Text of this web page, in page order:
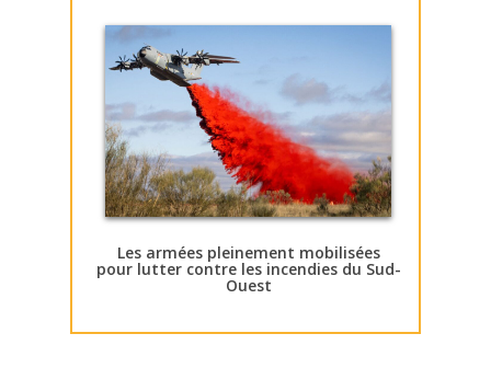
Les armées pleinement mobilisées
pour lutter contre les incendies du Sud-
Ouest